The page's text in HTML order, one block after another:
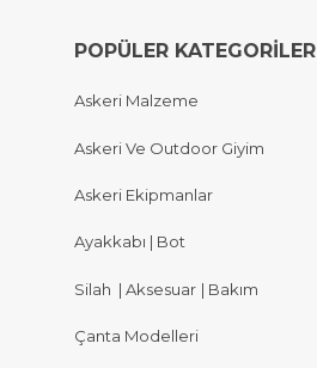
POPÜLER KATEGORİLER
Askeri Malzeme
Askeri Ve Outdoor Giyim
Askeri Ekipmanlar
Ayakkabı | Bot
Silah | Aksesuar | Bakım
Çanta Modelleri